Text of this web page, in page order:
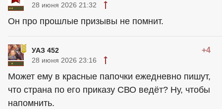
28 июня 2026 21:32
Он про прошлые призывы не помнит.
УАЗ 452 +4
28 июня 2026 23:16
Может ему в красные папочки ежедневно пишут,
что страна по его приказу СВО ведёт? Ну, чтобы
напомнить.